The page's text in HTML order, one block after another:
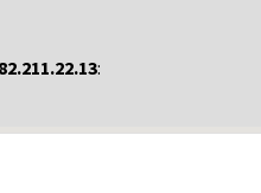
82.211.22.13: